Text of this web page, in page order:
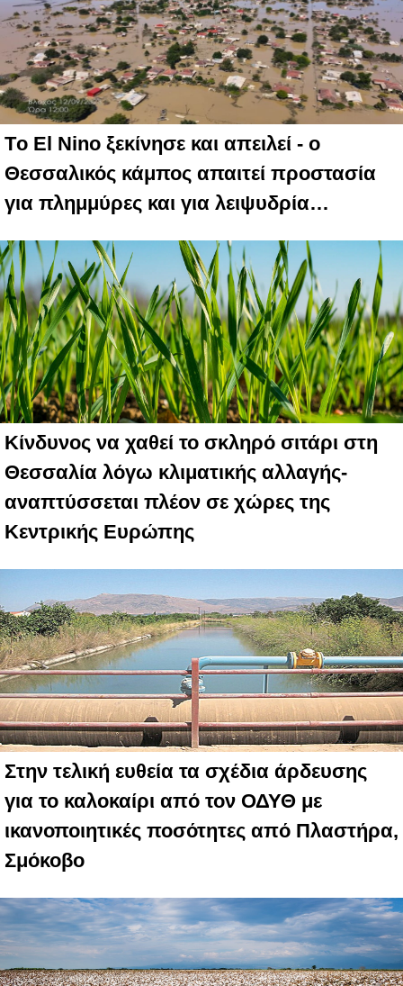
Tο El Nino ξεκίνησε και απειλεί - ο
Θεσσαλικός κάμπος απαιτεί προστασία
για πλημμύρες και για λειψυδρία…
Κίνδυνος να χαθεί το σκληρό σιτάρι στη
Θεσσαλία λόγω κλιματικής αλλαγής-
αναπτύσσεται πλέον σε χώρες της
Κεντρικής Ευρώπης
Στην τελική ευθεία τα σχέδια άρδευσης
για το καλοκαίρι από τον ΟΔΥΘ με
ικανοποιητικές ποσότητες από Πλαστήρα,
Σμόκοβο